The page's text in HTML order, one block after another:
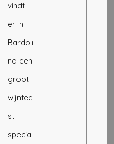
vindt
er in
Bardoli
no een
groot
wijnfee
st
specia